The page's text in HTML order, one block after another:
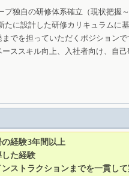
プ独自の研修体系確立（現状把握
たに設計した研修カリキュラムに
でを担っていただくポジション
ススキル向上、入社者向け、自
経験3年間以上
した経験
ストラクションまでを一貫し